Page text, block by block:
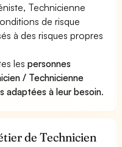
Technicienne
de risque
à des risques propres
lespersonnes
/ Technicienne
adaptées à leur besoin.
de Technicien